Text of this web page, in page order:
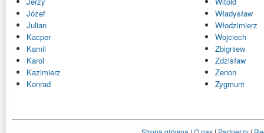
Józef
Julian
Kacper
Kamil
Karol
Kazimierz
Konrad
Władysław
Włodzimierz
Wojciech
Zbigniew
Zdzisław
Zenon
Zygmunt